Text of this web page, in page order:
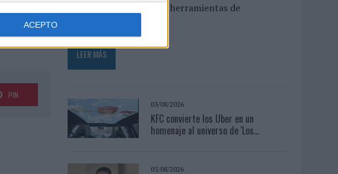
ACEPTO
etc, y más
jurado en
de España
PIN
comunicación El uso de herramientas de
LEER MÁS
03/08/2026
KFC convierte los Uber en un
homenaje al universo de 'Los...
05/08/2026